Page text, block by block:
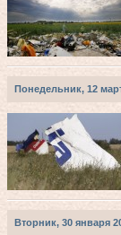
Понедельник, 12
Вторник, 30 января